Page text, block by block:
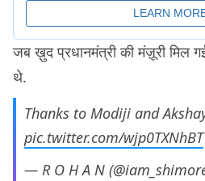
जब ख़ुद प्रधानमंत्री की मंज़ूरी मिल
थे.
Thanks to Modiji and
pic.twitter.com/wjp0TXNhBT
— R O H A N